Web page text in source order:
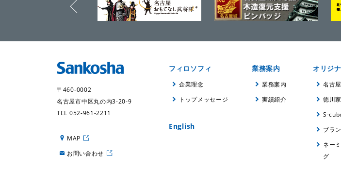
〒460-0002
名古屋市中区丸の内3-20-9
TEL 052-961-2211
MAP
お問い合わせ
フィロソフィ
企業理念
トップメッセージ
業務案内
業務案内
実績紹介
オリジ
名古
徳川
S-
ブラ
ネー
グ
English